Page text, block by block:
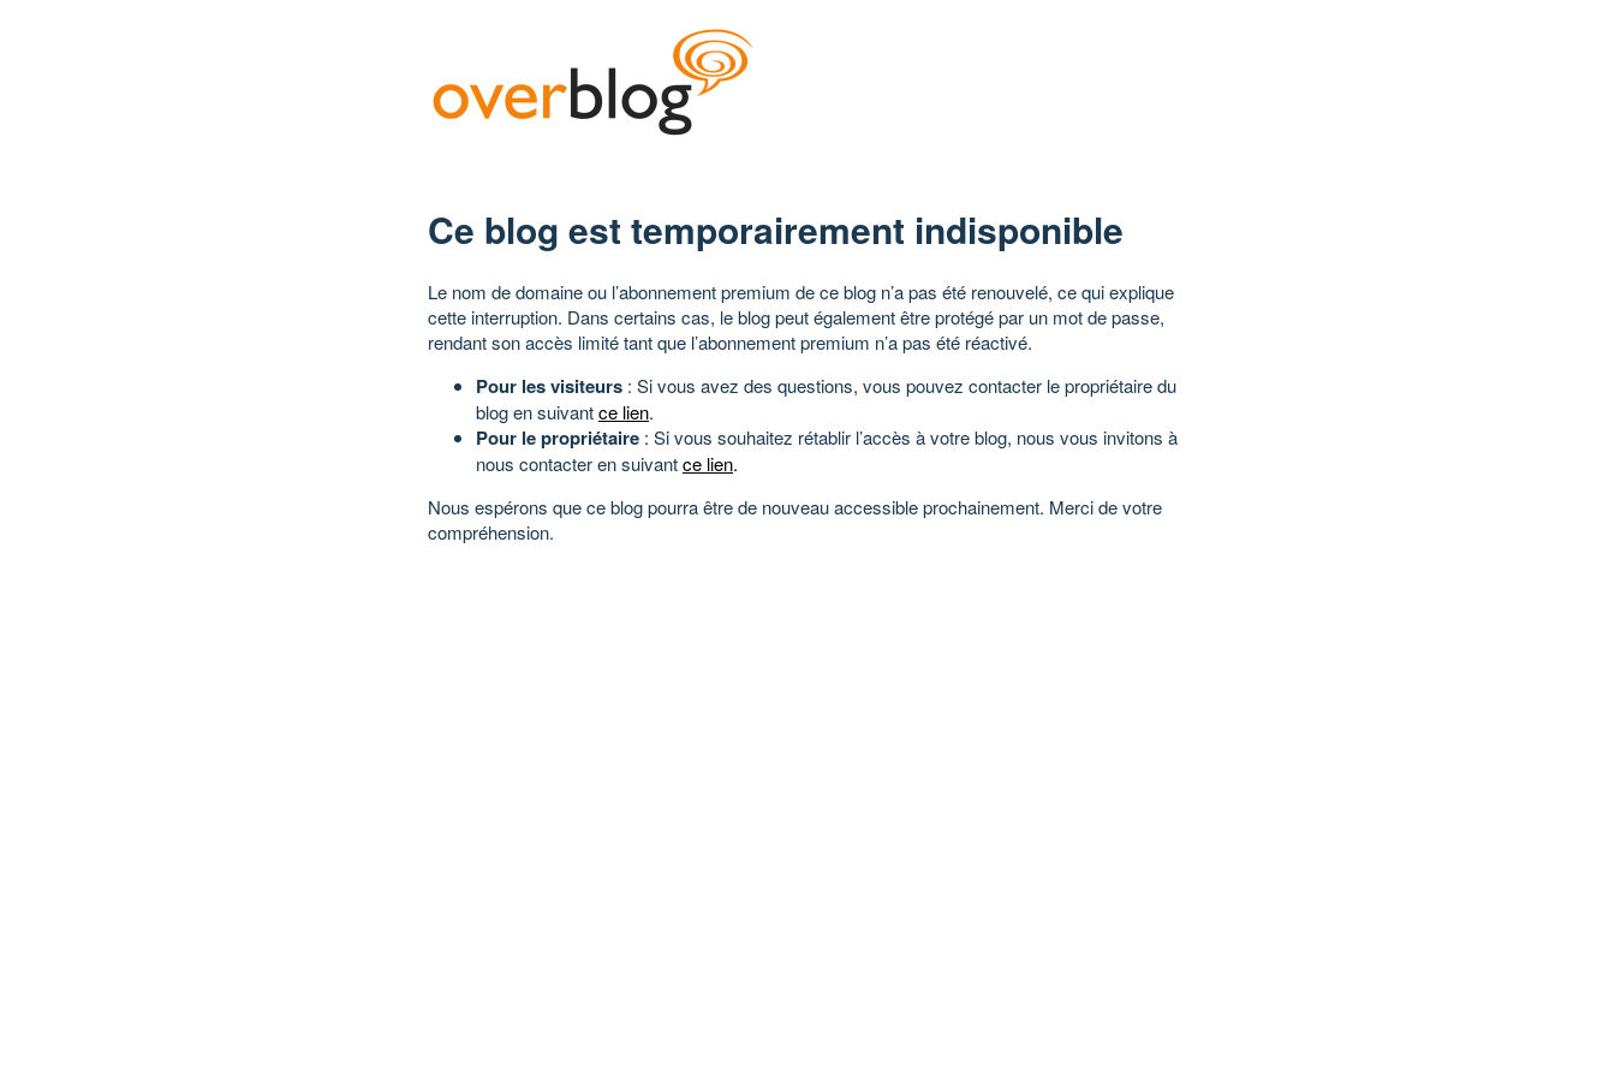
Ce blog est temporairement indisponible
Le nom de domaine ou l’abonnement premium de ce blog n’a pas été renouvelé, ce qui explique
cette interruption. Dans certains cas, le blog peut également être protégé par un mot de passe,
rendant son accès limité tant que l’abonnement premium n’a pas été réactivé.
Pour les visiteurs : Si vous avez des questions, vous pouvez contacter le propriétaire du
blog en suivantce lien.
Pour le propriétaire : Si vous souhaitez rétablir l’accès à votre blog, nous vous invitons à
nous contacter en suivantce lien.
Nous espérons que ce blog pourra être de nouveau accessible prochainement. Merci de votre
compréhension.